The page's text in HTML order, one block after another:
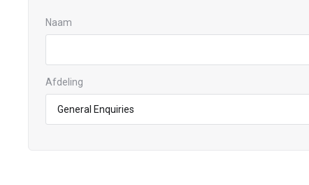
Naam
Afdeling